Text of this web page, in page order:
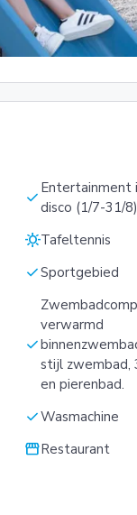
check Entertainment
disco (1/7-31/8)
sunnyTafeltennis
checkSportgebied
check
verwarmd
stijl zwembad,
en pierenbad.
checkWasmachine
storefrontRestaurant